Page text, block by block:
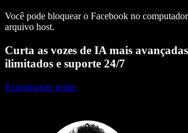
Você pode bloquear o Facebook no
arquivo host.
Curta as vozes de IA mais
ilimitados e suporte 24/7
Experimente grátis